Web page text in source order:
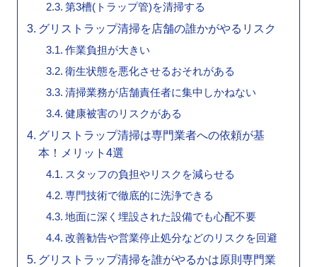
第3槽(トラップ管)を清掃する
グリストラップ清掃を店舗の誰かがやるリスク
作業負担が大きい
衛生状態を悪化させるおそれがある
清掃業務が店舗責任者に集中しかねない
健康被害のリスクがある
グリストラップ清掃は専門業者への依頼が基
本！メリット4選
スタッフの負担やリスクを減らせる
専門技術で徹底的に洗浄できる
地面に深く埋設された設備でも心配不要
改善勧告や営業停止処分などのリスクを回避
グリストラップ清掃を誰がやるかは原則専門業